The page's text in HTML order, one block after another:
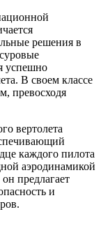
решения в
успешно
В своем классе
превосходя
вертолета
каждого пилота
аэродинамикой
предлагает
и